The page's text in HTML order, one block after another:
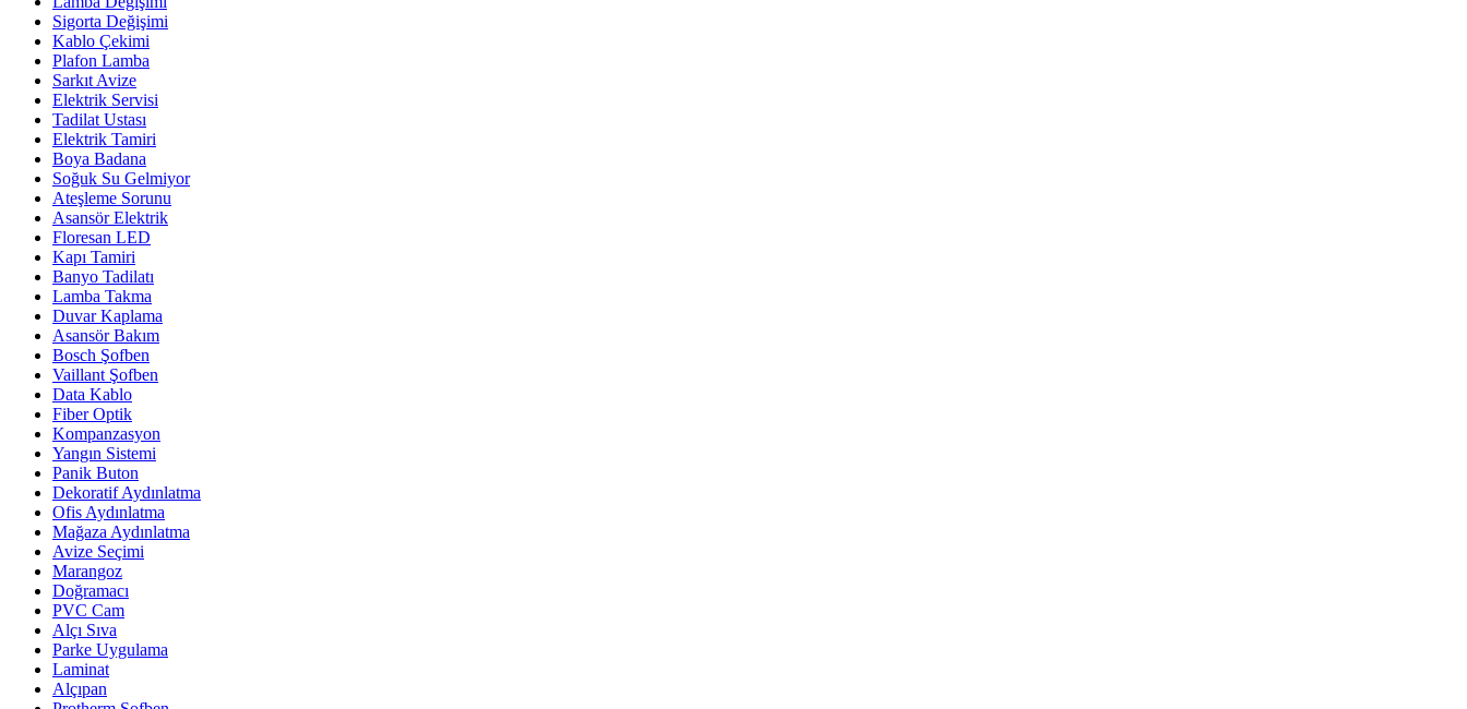
Sigorta Değişimi
Kablo Çekimi
Plafon Lamba
Sarkıt Avize
Elektrik Servisi
Tadilat Ustası
Elektrik Tamiri
Boya Badana
Soğuk Su Gelmiyor
Ateşleme Sorunu
Asansör Elektrik
Floresan LED
Kapı Tamiri
Banyo Tadilatı
Lamba Takma
Duvar Kaplama
Asansör Bakım
Bosch Şofben
Vaillant Şofben
Data Kablo
Fiber Optik
Kompanzasyon
Yangın Sistemi
Panik Buton
Dekoratif Aydınlatma
Ofis Aydınlatma
Mağaza Aydınlatma
Avize Seçimi
Marangoz
Doğramacı
PVC Cam
Alçı Sıva
Parke Uygulama
Laminat
Alçıpan